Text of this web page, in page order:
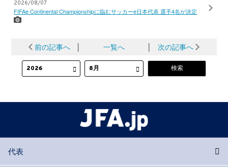
2026/08/07
FIFAe Continental Championshipに臨むサッカーe日本代表 選手4名が決定
前の記事へ │ 一覧へ │ 次の記事へ
代表